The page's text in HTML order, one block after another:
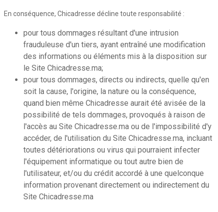
En conséquence, Chicadresse décline toute responsabilité :
pour tous dommages résultant d'une intrusion
frauduleuse d'un tiers, ayant entraîné une modification
des informations ou éléments mis à la disposition sur
le Site Chicadresse.ma;
pour tous dommages, directs ou indirects, quelle qu'en
soit la cause, l'origine, la nature ou la conséquence,
quand bien même Chicadresse aurait été avisée de la
possibilité de tels dommages, provoqués à raison de
l'accès au Site Chicadresse.ma ou de l'impossibilité d'y
accéder, de l'utilisation du Site Chicadresse.ma, incluant
toutes détériorations ou virus qui pourraient infecter
l'équipement informatique ou tout autre bien de
l'utilisateur, et/ou du crédit accordé à une quelconque
information provenant directement ou indirectement du
Site Chicadresse.ma